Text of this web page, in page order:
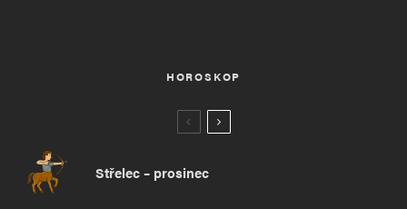
HOROSKOP
Střelec – prosinec